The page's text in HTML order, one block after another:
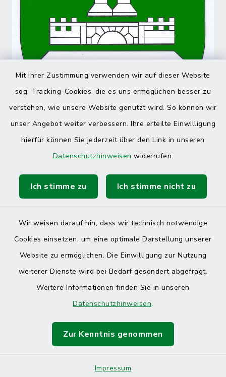
Mit Ihrer Zustimmung verwenden wir auf dieser Website
sog. Tracking-Cookies, die es uns ermöglichen besser zu
verstehen, wie unsere Website genutzt wird. So können wir
unser Angebot weiter verbessern. Ihre erteilte Einwilligung
hierfür können Sie jederzeit über den Link in unseren
Datenschutzhinweisen widerrufen.
Ich stimme zu Ich stimme nicht zu
Wir weisen darauf hin, dass wir technisch notwendige
Cookies einsetzen, um eine optimale Darstellung unserer
Website zu ermöglichen. Die Einwilligung zur Nutzung
weiterer Dienste wird bei Bedarf gesondert abgefragt.
Weitere Informationen finden Sie in unseren
Datenschutzhinweisen.
Zur Kenntnis genommen
Impressum
Kontakt
Datenschutz
Impressum
Sitemap
Cookie-Einstellungen